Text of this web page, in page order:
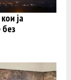
ја